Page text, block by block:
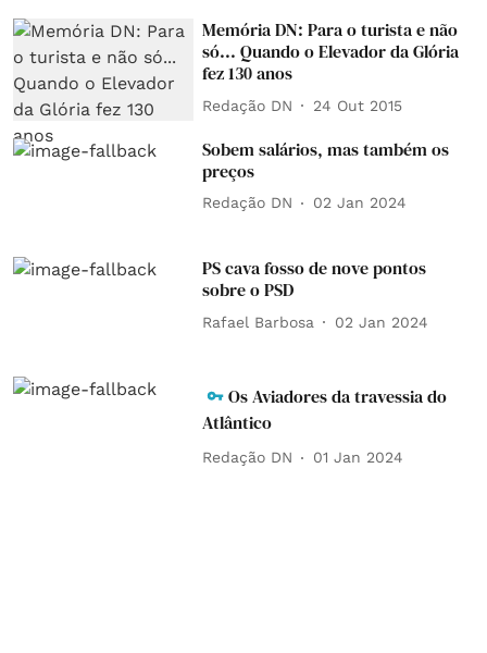
Memória DN: Para o turista e não
só... Quando o Elevador da Glória
fez 130 anos
Redação DN 24 Out 2015
Sobem salários, mas também os
preços
Redação DN 02 Jan 2024
PS cava fosso de nove pontos
sobre o PSD
Rafael Barbosa 02 Jan 2024
Os Aviadores da travessia do
Atlântico
Redação DN 01 Jan 2024